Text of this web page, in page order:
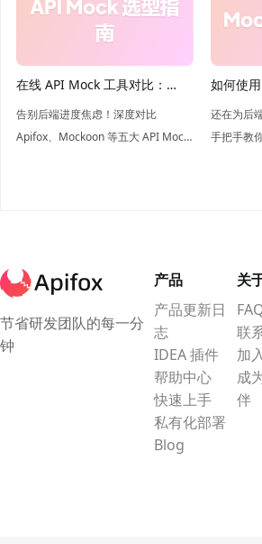
借强大的团队协作与无限制测试成为
异，帮你
在线 API Mock 工具对比：
Apifox、Mockoon、
WireMock、Beeceptor 和
告别后端进度焦虑！深度对比
Apifox、Mockoon 等五大 API Mock
如何使
创建
还在为后
手把手教
节省研发团队的每一分
钟
产品
产品更新日
志
IDEA 插件
帮助中心
快速上手
私有化部署
Blog
关
联
加
成
伴